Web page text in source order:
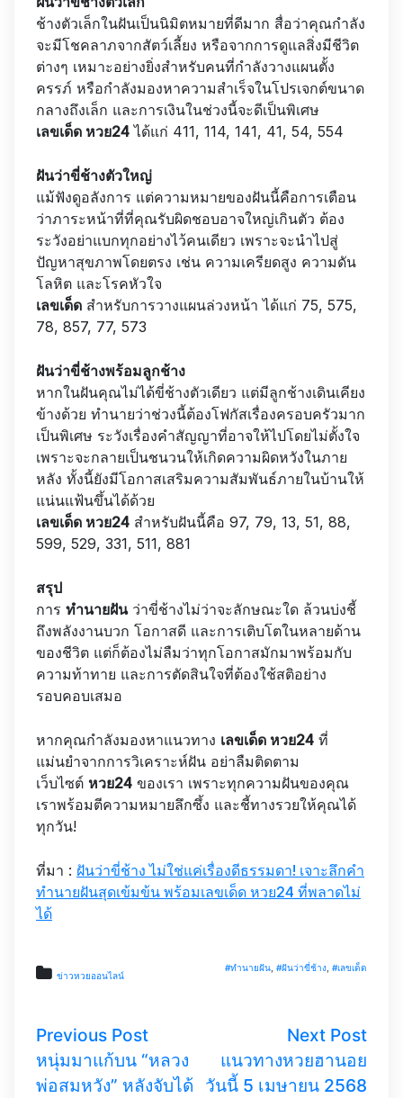
ช้างตัวเล็กในฝันเป็นนิมิตหมายที่ดีมาก สื่อว่าคุณกำลัง
จะมีโชคลาภจากสัตว์เลี้ยง หรือจากการดูแลสิ่งมีชีวิต
ต่างๆ เหมาะอย่างยิ่งสำหรับคนที่กำลังวางแผนตั้ง
ครรภ์ หรือกำลังมองหาความสำเร็จในโปรเจกต์ขนาด
กลางถึงเล็ก และการเงินในช่วงนี้จะดีเป็นพิเศษ
เลขเด็ด หวย24 ได้แก่ 411, 114, 141, 41, 54, 554
ฝันว่าขี่ช้างตัวใหญ่
แม้ฟังดูอลังการ แต่ความหมายของฝันนี้คือการเตือน
ว่าภาระหน้าที่ที่คุณรับผิดชอบอาจใหญ่เกินตัว ต้อง
ระวังอย่าแบกทุกอย่างไว้คนเดียว เพราะจะนำไปสู่
ปัญหาสุขภาพโดยตรง เช่น ความเครียดสูง ความดัน
โลหิต และโรคหัวใจ
เลขเด็ด สำหรับการวางแผนล่วงหน้า ได้แก่ 75, 575,
78, 857, 77, 573
ฝันว่าขี่ช้างพร้อมลูกช้าง
หากในฝันคุณไม่ได้ขี่ช้างตัวเดียว แต่มีลูกช้างเดินเคียง
ข้างด้วย ทำนายว่าช่วงนี้ต้องโฟกัสเรื่องครอบครัวมาก
เป็นพิเศษ ระวังเรื่องคำสัญญาที่อาจให้ไปโดยไม่ตั้งใจ
เพราะจะกลายเป็นชนวนให้เกิดความผิดหวังในภาย
หลัง ทั้งนี้ยังมีโอกาสเสริมความสัมพันธ์ภายในบ้านให้
แน่นแฟ้นขึ้นได้ด้วย
เลขเด็ด หวย24 สำหรับฝันนี้คือ 97, 79, 13, 51, 88,
599, 529, 331, 511, 881
สรุป
การ ทำนายฝันว่าขี่ช้างไม่ว่าจะลักษณะใด ล้วนบ่งชี้
ถึงพลังงานบวก โอกาสดี และการเติบโตในหลายด้าน
ของชีวิต แต่ก็ต้องไม่ลืมว่าทุกโอกาสมักมาพร้อมกับ
ความท้าทาย และการตัดสินใจที่ต้องใช้สติอย่าง
รอบคอบเสมอ
หากคุณกำลังมองหาแนวทาง เลขเด็ด หวย24 ที่
แม่นยำจากการวิเคราะห์ฝัน อย่าลืมติดตาม
เว็บไซต์ หวย24 ของเรา เพราะทุกความฝันของคุณ
เราพร้อมตีความหมายลึกซึ้ง และชี้ทางรวยให้คุณได้
ทุกวัน!
ที่มา : ฝันว่าขี่ช้าง ไม่ใช่แค่เรื่องดีธรรมดา! เจาะลึกคำ
ทำนายฝันสุดเข้มข้น พร้อมเลขเด็ด หวย24 ที่พลาดไม่
ได้
ข่าวหวยออนไลน์
#ทำนายฝัน #ฝันว่าขี่ช้าง #เลขเด็ด
Previous Post
หนุ่มมาแก้บน “หลวง
พ่อสมหวัง” หลังจับได้
Next Post
แนวทางหวยฮานอย
วันนี้ 5 เมษายน 2568